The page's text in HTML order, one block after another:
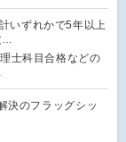
いずれかで5年以上
…
士科目合格などの
決のフラッグシッ